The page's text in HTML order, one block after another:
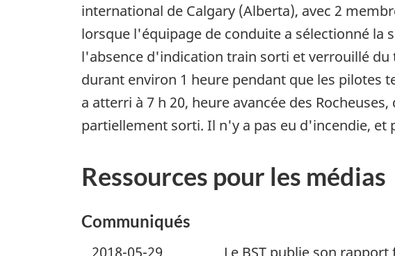
international de Calgary (Alberta), avec 2
lorsque l'équipage de conduite a sélectionné
l'absence d'indication train sorti et verrouillé
durant environ 1 heure pendant que les pilotes
a atterri à 7 h 20, heure avancée des
partiellement sorti. Il n'y a pas eu d'incendie, et
Ressources pour les médias
Communiqués
2018-05-29
Le BST publie son